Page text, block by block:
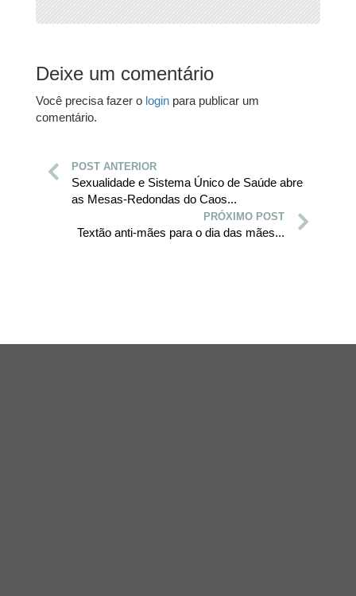
Deixe um comentário
Você precisa fazer o login para publicar um
comentário.
POST ANTERIOR
Sexualidade e Sistema Único de Saúde abre
as Mesas-Redondas do Caos...
PRÓXIMO POST
Textão anti-mães para o dia das mães...